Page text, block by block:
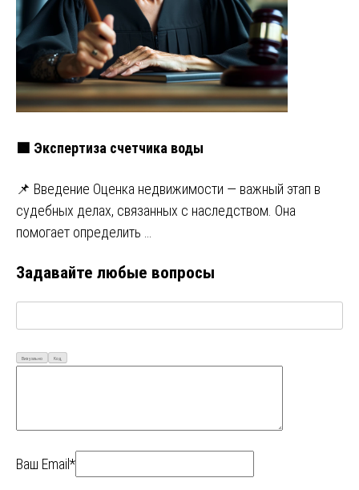
🟩 Экспертиза счетчика воды
📌 Введение Оценка недвижимости — важный этап в
судебных делах, связанных с наследством. Она
помогает определить …
Задавайте любые вопросы
Визуально Код
Ваш Email*